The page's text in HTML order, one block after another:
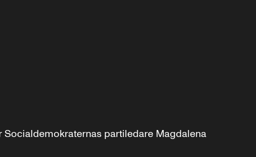
Socialdemokraternas partiledare Magdalena